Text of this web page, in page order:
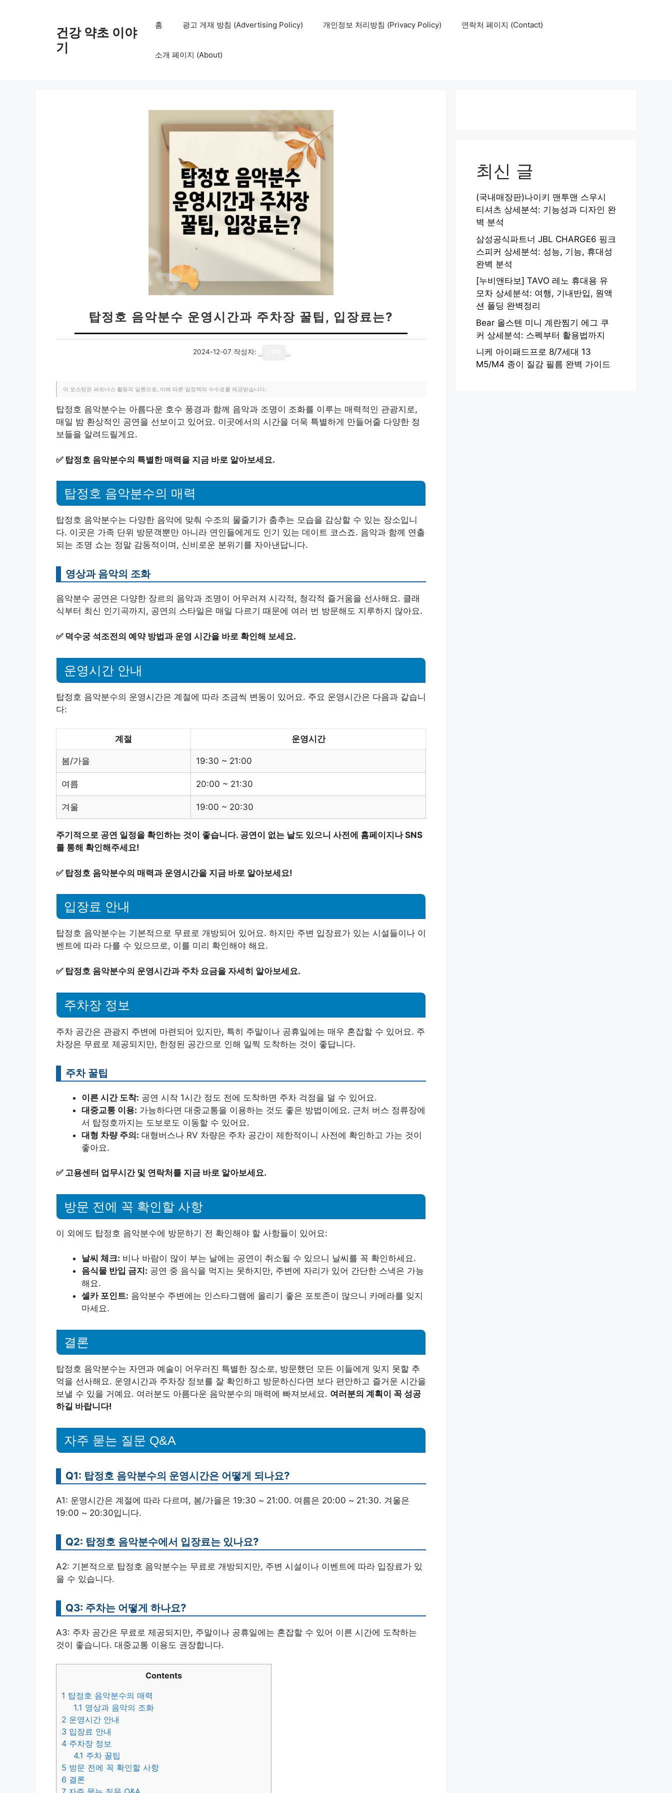
건강 약초 이야
기
홈 광고 게재 방침 (Advertising Policy) 개인정보 처리방침 (Privacy Policy) 연락처 페이지 (Contact)
소개 페이지 (About)
탑정호 음악분수 운영시간과 주차장 꿀팁, 입장료는?
2024-12-07 작성자:
이 포스팅은 파트너스 활동의 일환으로, 이에 따른 일정액의 수수료를 제공받습니다.
탑정호 음악분수는 아름다운 호수 풍경과 함께 음악과 조명이 조화를 이루는 매력적인 관광지로,
매일 밤 환상적인 공연을 선보이고 있어요. 이곳에서의 시간을 더욱 특별하게 만들어줄 다양한 정
보들을 알려드릴게요.
✅ 탑정호 음악분수의 특별한 매력을 지금 바로 알아보세요.
탑정호 음악분수의 매력
탑정호 음악분수는 다양한 음악에 맞춰 수조의 물줄기가 춤추는 모습을 감상할 수 있는 장소입니
다. 이곳은 가족 단위 방문객뿐만 아니라 연인들에게도 인기 있는 데이트 코스죠. 음악과 함께 연출
되는 조명 쇼는 정말 감동적이며, 신비로운 분위기를 자아낸답니다.
영상과 음악의 조화
음악분수 공연은 다양한 장르의 음악과 조명이 어우러져 시각적, 청각적 즐거움을 선사해요. 클래
식부터 최신 인기곡까지, 공연의 스타일은 매일 다르기 때문에 여러 번 방문해도 지루하지 않아요.
✅ 덕수궁 석조전의 예약 방법과 운영 시간을 바로 확인해 보세요.
운영시간 안내
탑정호 음악분수의 운영시간은 계절에 따라 조금씩 변동이 있어요. 주요 운영시간은 다음과 같습니
다:
계절 운영시간
봄/가을 19:30 ~ 21:00
여름 20:00 ~ 21:30
겨울 19:00 ~ 20:30
주기적으로 공연 일정을 확인하는 것이 좋습니다. 공연이 없는 날도 있으니 사전에 홈페이지나 SNS
를 통해 확인해주세요!
✅ 탑정호 음악분수의 매력과 운영시간을 지금 바로 알아보세요!
입장료 안내
탑정호 음악분수는 기본적으로 무료로 개방되어 있어요. 하지만 주변 입장료가 있는 시설들이나 이
벤트에 따라 다를 수 있으므로, 이를 미리 확인해야 해요.
✅ 탑정호 음악분수의 운영시간과 주차 요금을 자세히 알아보세요.
주차장 정보
주차 공간은 관광지 주변에 마련되어 있지만, 특히 주말이나 공휴일에는 매우 혼잡할 수 있어요. 주
차장은 무료로 제공되지만, 한정된 공간으로 인해 일찍 도착하는 것이 좋답니다.
주차 꿀팁
이른 시간 도착: 공연 시작 1시간 정도 전에 도착하면 주차 걱정을 덜 수 있어요.
대중교통 이용: 가능하다면 대중교통을 이용하는 것도 좋은 방법이에요. 근처 버스 정류장에
서 탑정호까지는 도보로도 이동할 수 있어요.
대형 차량 주의: 대형버스나 RV 차량은 주차 공간이 제한적이니 사전에 확인하고 가는 것이
좋아요.
✅ 고용센터 업무시간 및 연락처를 지금 바로 알아보세요.
방문 전에 꼭 확인할 사항
이 외에도 탑정호 음악분수에 방문하기 전 확인해야 할 사항들이 있어요:
날씨 체크: 비나 바람이 많이 부는 날에는 공연이 취소될 수 있으니 날씨를 꼭 확인하세요.
음식물 반입 금지: 공연 중 음식을 먹지는 못하지만, 주변에 자리가 있어 간단한 스낵은 가능
해요.
셀카 포인트: 음악분수 주변에는 인스타그램에 올리기 좋은 포토존이 많으니 카메라를 잊지
마세요.
결론
탑정호 음악분수는 자연과 예술이 어우러진 특별한 장소로, 방문했던 모든 이들에게 잊지 못할 추
억을 선사해요. 운영시간과 주차장 정보를 잘 확인하고 방문하신다면 보다 편안하고 즐거운 시간을
보낼 수 있을 거예요. 여러분도 아름다운 음악분수의 매력에 빠져보세요. 여러분의 계획이 꼭 성공
하길 바랍니다!
자주 묻는 질문 Q&A
Q1: 탑정호 음악분수의 운영시간은 어떻게 되나요?
A1: 운영시간은 계절에 따라 다르며, 봄/가을은 19:30 ~ 21:00. 여름은 20:00 ~ 21:30. 겨울은
19:00 ~ 20:30입니다.
Q2: 탑정호 음악분수에서 입장료는 있나요?
A2: 기본적으로 탑정호 음악분수는 무료로 개방되지만, 주변 시설이나 이벤트에 따라 입장료가 있
을 수 있습니다.
Q3: 주차는 어떻게 하나요?
A3: 주차 공간은 무료로 제공되지만, 주말이나 공휴일에는 혼잡할 수 있어 이른 시간에 도착하는
것이 좋습니다. 대중교통 이용도 권장합니다.
Contents
1 탑정호 음악분수의 매력
1.1 영상과 음악의 조화
2 운영시간 안내
3 입장료 안내
4 주차장 정보
4.1 주차 꿀팁
5 방문 전에 꼭 확인할 사항
6 결론
최신 글
(국내매장판)나이키 맨투맨 스우시
티셔츠 상세분석: 기능성과 디자인 완
벽 분석
삼성공식파트너 JBL CHARGE6 핑크
스피커 상세분석: 성능, 기능, 휴대성
완벽 분석
[누비앤타보] TAVO 레노 휴대용 유
모차 상세분석: 여행, 기내반입, 원액
션 폴딩 완벽정리
Bear 올스텐 미니 계란찜기 에그 쿠
커 상세분석: 스펙부터 활용법까지
니케 아이패드프로 8/7세대 13
M5/M4 종이 질감 필름 완벽 가이드